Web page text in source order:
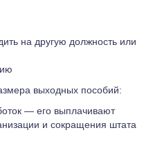
на другую должность или
выходных пособий:
— его выплачивают
и сокращения штата